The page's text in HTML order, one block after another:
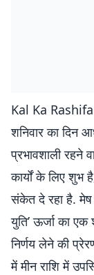
Kal Ka
शनिवार का दिन
प्रभावशाली रहने
कार्यों के लिए शुभ
संकेत दे रहा है. मेष
युति’ ऊर्जा का
निर्णय लेने की
में मीन राशि में